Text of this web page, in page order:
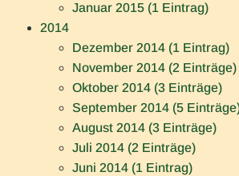
Januar 2015 (1 Eintrag)
2014
Dezember 2014 (1 Eintrag)
November 2014 (2 Einträge)
Oktober 2014 (3 Einträge)
September 2014 (5
August 2014 (3 Einträge)
Juli 2014 (2 Einträge)
Juni 2014 (1 Eintrag)